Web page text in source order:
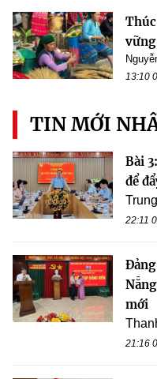
vững
13:10
TIN MỚI
Bài
để
22:11
mới
21:16